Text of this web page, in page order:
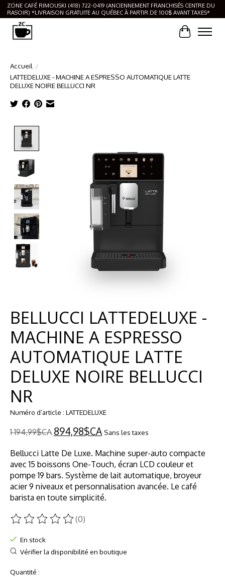
ZONE CAFÉ RIMOUSKI (418) 722-0419 (ANCIENNEMENT FRANCHISÉS CENTRE DU
RASOIR) *LIVRAISON GRATUITE AU QUÉBEC À PARTIR DE 100$ AVANT TAXES*
Panier
Accueil /
LATTEDELUXE - MACHINE A ESPRESSO AUTOMATIQUE LATTE
DELUXE NOIRE BELLUCCI NR
BELLUCCI LATTEDELUXE -
MACHINE A ESPRESSO
AUTOMATIQUE LATTE
DELUXE NOIRE BELLUCCI
NR
Numéro d’article : LATTEDELUXE
1 194,99$CA 894,98$CA Sans les taxes
Bellucci Latte De Luxe. Machine super-auto compacte
avec 15 boissons One-Touch, écran LCD couleur et
pompe 19 bars. Système de lait automatique, broyeur
acier 9 niveaux et personnalisation avancée. Le café
barista en toute simplicité.
Ce produit est évalué à
(0)
En stock
Vérifier la disponibilité en boutique
Quantité :